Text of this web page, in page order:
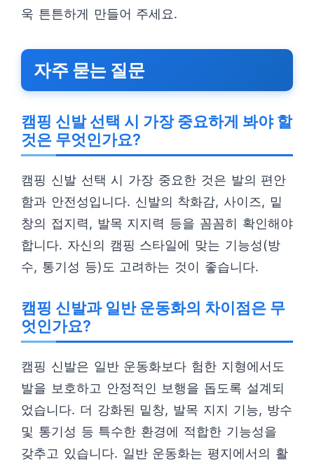
욱 튼튼하게 만들어 주세요.
자주 묻는 질문
캠핑 신발 선택 시 가장 중요하게 봐야 할
것은 무엇인가요?
캠핑 신발 선택 시 가장 중요한 것은 발의 편안
함과 안전성입니다. 신발의 착화감, 사이즈, 밑
창의 접지력, 발목 지지력 등을 꼼꼼히 확인해야
합니다. 자신의 캠핑 스타일에 맞는 기능성(방
수, 통기성 등)도 고려하는 것이 좋습니다.
캠핑 신발과 일반 운동화의 차이점은 무
엇인가요?
캠핑 신발은 일반 운동화보다 험한 지형에서도
발을 보호하고 안정적인 보행을 돕도록 설계되
었습니다. 더 강화된 밑창, 발목 지지 기능, 방수
및 통기성 등 특수한 환경에 적합한 기능성을
갖추고 있습니다. 일반 운동화는 평지에서의 활